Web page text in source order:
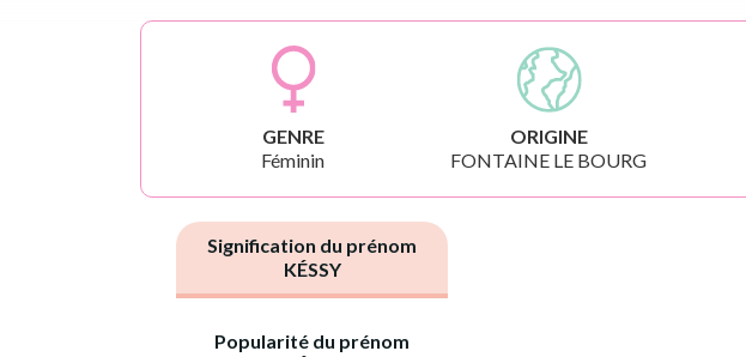
GENRE
Féminin
ORIGINE
FONTAINE LE BOURG
Signification du prénom
KÉSSY
Popularité du prénom